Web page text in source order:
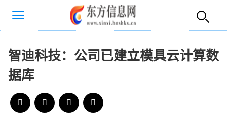
智迪科技：公司已建立模具云计算数
据库